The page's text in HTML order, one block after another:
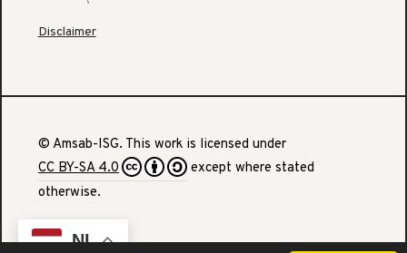
Disclaimer
© Amsab-ISG. This work is licensed under
CC BY-SA 4.0
except where stated
otherwise.
NL